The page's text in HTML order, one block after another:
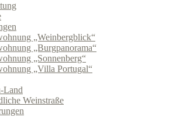
„Weinbergblick“
„Burgpanorama“
„Sonnenberg“
„Villa Portugal“
Land
Weinstraße